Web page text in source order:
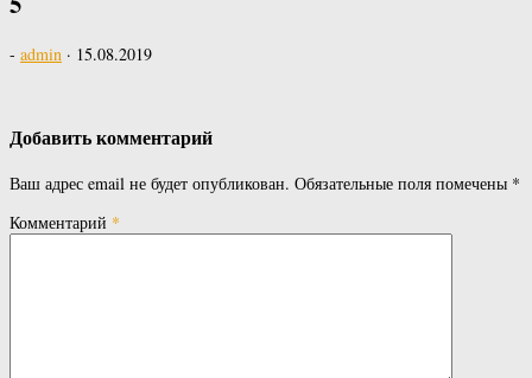
- admin · 15.08.2019
Добавить комментарий
Ваш адрес email не будет опубликован. Обязательные поля помечены *
Комментарий *